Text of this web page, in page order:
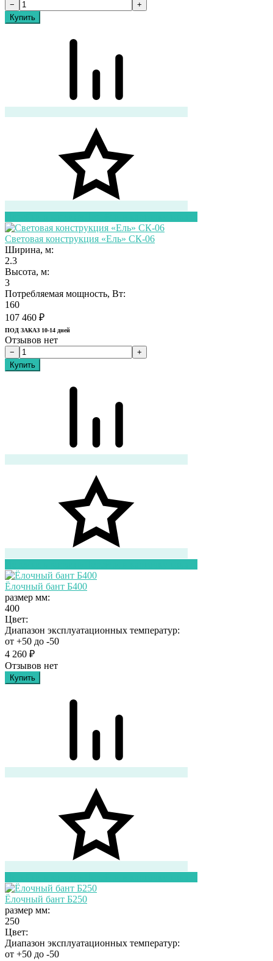
Световая конструкция «Ель» СК-06
Ширина, м:
2.3
Высота, м:
3
Потребляемая мощность, Вт:
160
107 460 ₽
ПОД ЗАКАЗ 10-14 дней
Отзывов нет
Ёлочный бант Б400
размер мм:
400
Цвет:
Диапазон эксплуатационных температур:
от +50 до -50
4 260 ₽
Отзывов нет
Ёлочный бант Б250
размер мм:
250
Цвет:
Диапазон эксплуатационных температур:
от +50 до -50